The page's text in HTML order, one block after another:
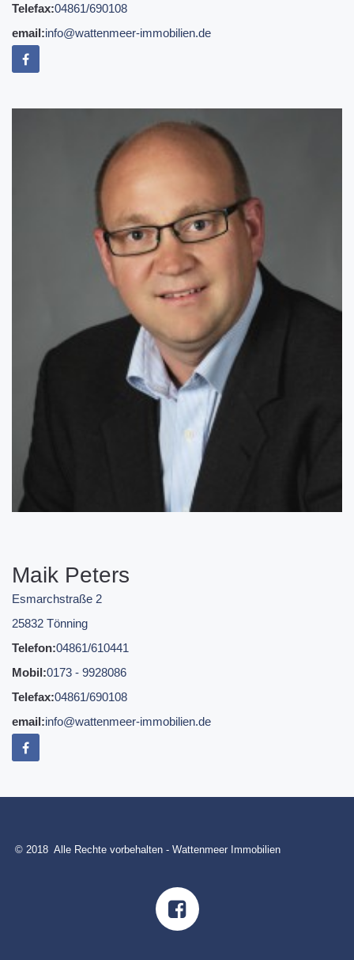
Telefax:04861/690108
email:info@wattenmeer-immobilien.de
Maik Peters
Esmarchstraße 2
25832 Tönning
Telefon:04861/610441
Mobil:0173 - 9928086
Telefax:04861/690108
email:info@wattenmeer-immobilien.de
© 2018 Alle Rechte vorbehalten - Wattenmeer Immobilien